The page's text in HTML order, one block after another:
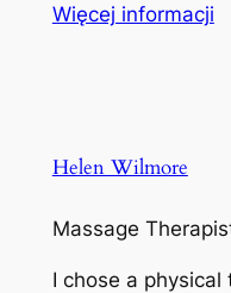
Więcej informacji
Helen Wilmore
Massage
I chose a physical